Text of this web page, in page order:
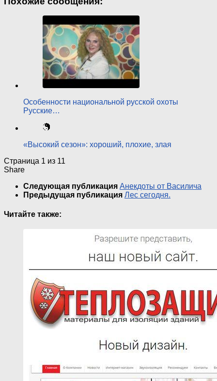
Особенности национальной русской охоты
Русские…
«Высокий сезон»: хороший, плохие, злая
Страница 1 из 11
Share
Следующая публикация Анекдоты от Василича
Предыдущая публикация Лес сегодня.
Читайте также: